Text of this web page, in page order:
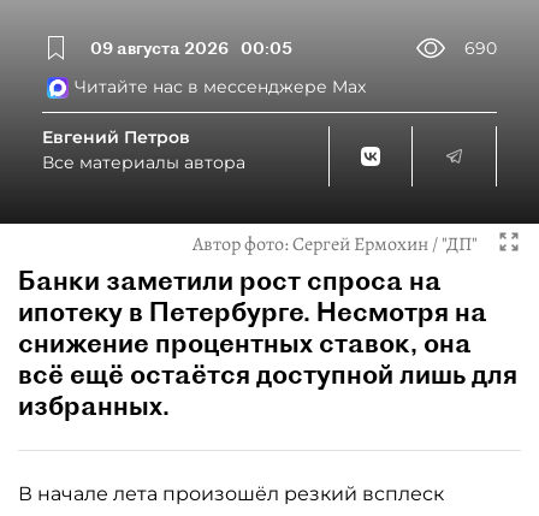
09 августа 2026 00:05
690
Читайте нас в мессенджере Max
Евгений Петров
Все материалы автора
Автор фото:Сергей Ермохин / "ДП"
Банки заметили рост спроса на
ипотеку в Петербурге. Несмотря на
снижение процентных ставок, она
всё ещё остаётся доступной лишь для
избранных.
В начале лета произошёл резкий всплеск